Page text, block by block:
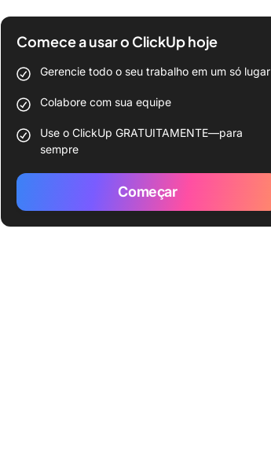
Comece a usar o ClickUp hoje
Gerencie todo o seu trabalho em um só lugar
Colabore com sua equipe
Use o ClickUp GRATUITAMENTE—para
sempre
Começar